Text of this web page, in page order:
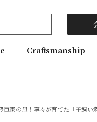
Craftsmanship
臣家の母！寧々が育てた「子飼い